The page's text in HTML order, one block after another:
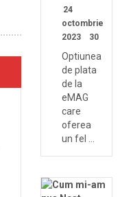
24
octombrie
2023
30
Optiunea
de plata
de la
eMAG
care
oferea
un fel …